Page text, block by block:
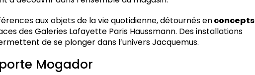
aux objets de la vie quotidienne, détournés enconcepts
des Galeries Lafayette Paris Haussmann. Des installations
de se plonger dans l’univers Jacquemus.
Mogador